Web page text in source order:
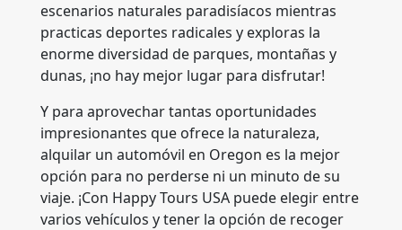
escenarios naturales paradisíacos mientras
practicas deportes radicales y exploras la
enorme diversidad de parques, montañas y
dunas, ¡no hay mejor lugar para disfrutar!
Y para aprovechar tantas oportunidades
impresionantes que ofrece la naturaleza,
alquilar un automóvil en Oregon es la mejor
opción para no perderse ni un minuto de su
viaje. ¡Con Happy Tours USA puede elegir entre
varios vehículos y tener la opción de recoger